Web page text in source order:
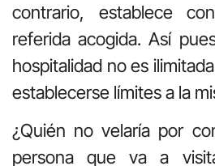
contrario, establece
referida acogida. Así
hospitalidad no es
establecerse límites a la
¿Quién no velaría por
persona que va a